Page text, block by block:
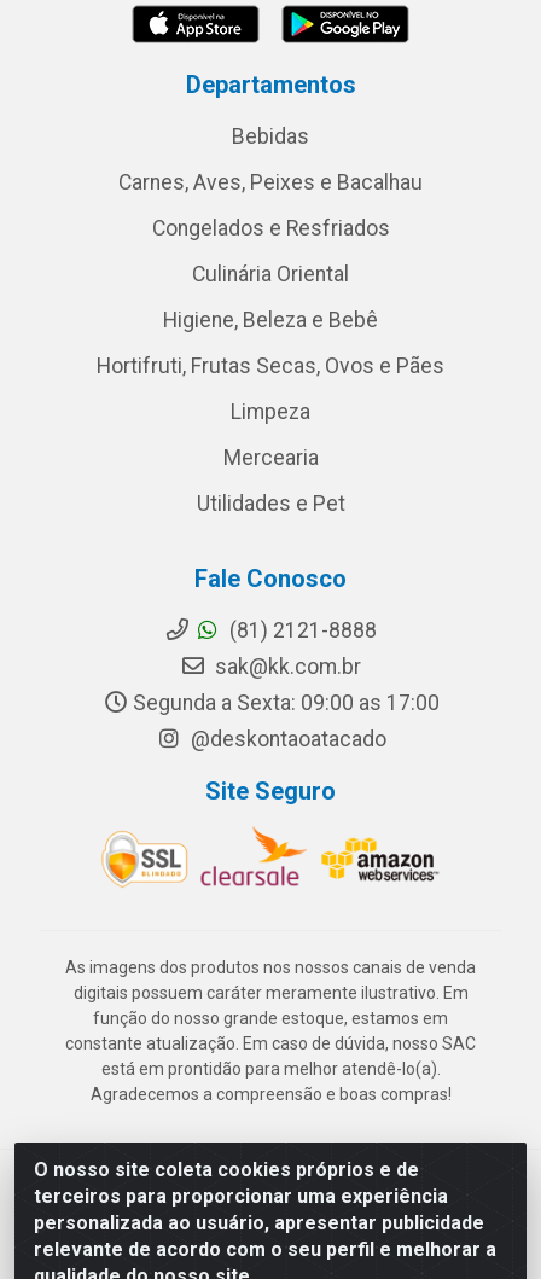
O nosso site coleta cookies próprios e de
terceiros para proporcionar uma experiência
personalizada ao usuário, apresentar publicidade
relevante de acordo com o seu perfil e melhorar a
Departamentos
Bebidas
Carnes, Aves, Peixes e Bacalhau
Congelados e Resfriados
Culinária Oriental
Higiene, Beleza e Bebê
Hortifruti, Frutas Secas, Ovos e Pães
Limpeza
Mercearia
Utilidades e Pet
Fale Conosco
(81) 2121-8888
sak@kk.com.br
Segunda a Sexta: 09:00 as 17:00
@deskontaoatacado
Site Seguro
As imagens dos produtos nos nossos canais de venda
digitais possuem caráter meramente ilustrativo. Em
função do nosso grande estoque, estamos em
constante atualização. Em caso de dúvida, nosso SAC
está em prontidão para melhor atendê-lo(a).
Agradecemos a compreensão e boas compras!
Deskontão Atacado - Av. Marechal Mascarenhas de Morais, 2471 -
Imbiribeira - Recife/PE - CEP 51.150-001 - CNPJ 24.150.377/0003-
57